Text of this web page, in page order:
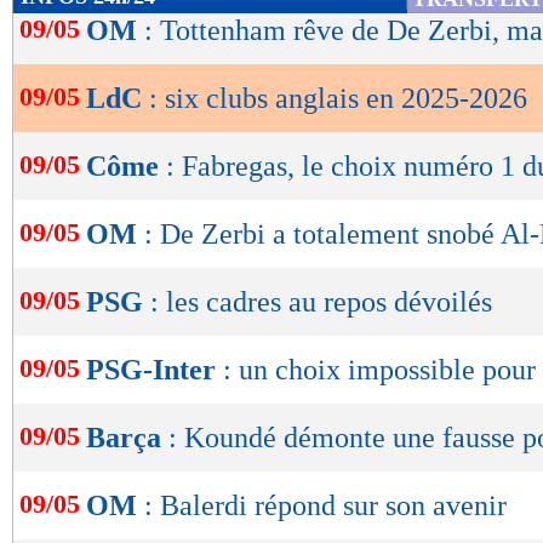
de
OK
09/05 OM : Tottenham rêve de De Zerbi,
09/05 LdC : six clubs anglais en 2025-2026
09/05 Côme : Fabregas, le choix numéro 1
09/05 OM : De Zerbi a totalement snobé
09/05 PSG : les cadres au repos dévoilés
09/05 PSG-Inter : un choix impossible
09/05 Barça : Koundé démonte une fausse
09/05 OM : Balerdi répond sur son avenir